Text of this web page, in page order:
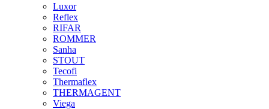
Luxor
Reflex
RIFAR
ROMMER
Sanha
STOUT
Tecofi
Thermaflex
THERMAGENT
Viega